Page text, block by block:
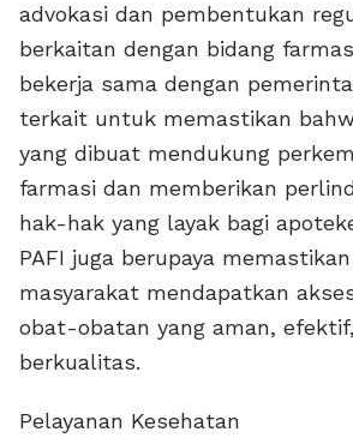
advokasi dan pembentukan
berkaitan dengan bidang
bekerja sama dengan
terkait untuk memastikan
yang dibuat mendukung
farmasi dan memberikan
hak-hak yang layak bagi
PAFI juga berupaya
masyarakat mendapatkan
obat-obatan yang aman,
berkualitas.
Pelayanan Kesehatan